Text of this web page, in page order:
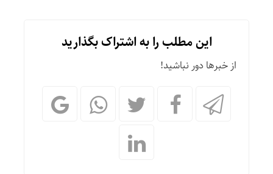
این مطلب را به اشتراک بگذارید
از خبرها دور نباشید!